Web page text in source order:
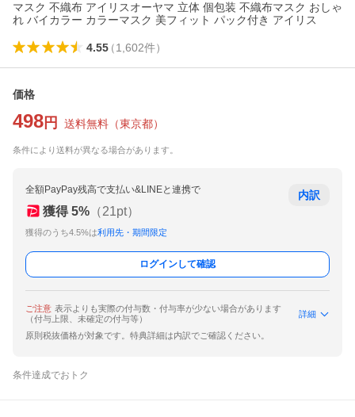
マスク 不織布 アイリスオーヤマ 立体 個包装 不織布マスク おしゃ
れ バイカラー カラーマスク 美フィット パック付き アイリス
4.55（1,602件）
価格
498 円 送料無料 （東京都）
条件により送料が異なる場合があります。
全額PayPay残高で支払い&LINEと連携で
獲得 5% （21pt）
獲得のうち4.5%は利用先・期間限定
内訳
ログインして確認
ご注意 表示よりも実際の付与数・付与率が少ない場合があります
（付与上限、未確定の付与等）
詳細
原則税抜価格が対象です。特典詳細は内訳でご確認ください。
条件達成でおトク